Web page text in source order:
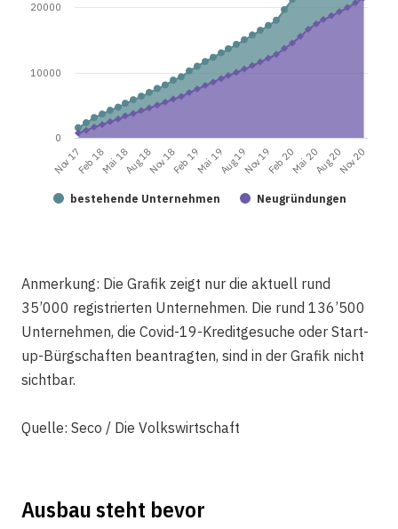
bestehende Unternehmen Neugründungen
Nov 17 Mai 18 Nov 18 Mai 19 Nov 19 Mai 20 Nov 20
Feb 18 Aug 18 Feb 19 Aug 19 Feb 20 Aug 20
0
10000
20000
Anmerkung: Die Grafik zeigt nur die aktuell rund
35’000 registrierten Unternehmen. Die rund 136’500
Unternehmen, die Covid-19-Kreditgesuche oder Start-
up-Bürgschaften beantragten, sind in der Grafik nicht
sichtbar.
Quelle: Seco / Die Volkswirtschaft
Ausbau steht bevor